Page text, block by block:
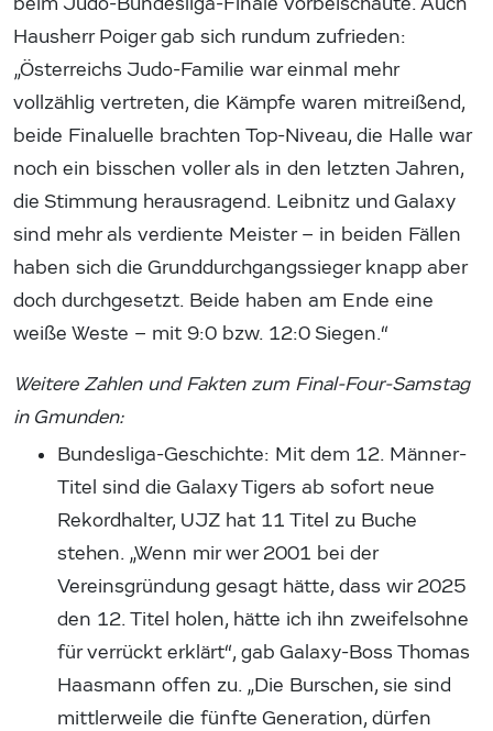
Hausherr Poiger gab sich rundum zufrieden:
„Österreichs Judo-Familie war einmal mehr
vollzählig vertreten, die Kämpfe waren mitreißend,
beide Finaluelle brachten Top-Niveau, die Halle war
noch ein bisschen voller als in den letzten Jahren,
die Stimmung herausragend. Leibnitz und Galaxy
sind mehr als verdiente Meister – in beiden Fällen
haben sich die Grunddurchgangssieger knapp aber
doch durchgesetzt. Beide haben am Ende eine
weiße Weste – mit 9:0 bzw. 12:0 Siegen.“
Weitere Zahlen und Fakten zum Final-Four-Samstag
in Gmunden:
Bundesliga-Geschichte: Mit dem 12. Männer-
Titel sind die Galaxy Tigers ab sofort neue
Rekordhalter, UJZ hat 11 Titel zu Buche
stehen. „Wenn mir wer 2001 bei der
Vereinsgründung gesagt hätte, dass wir 2025
den 12. Titel holen, hätte ich ihn zweifelsohne
für verrückt erklärt“, gab Galaxy-Boss Thomas
Haasmann offen zu. „Die Burschen, sie sind
mittlerweile die fünfte Generation, dürfen